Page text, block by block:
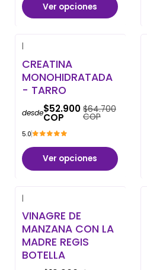
Ver opciones
|
CREATINA
MONOHIDRATADA
- TARRO
desde$52.900
COP
$64.700
COP
5.0
Ver opciones
|
VINAGRE DE
MANZANA CON LA
MADRE REGIS
BOTELLA